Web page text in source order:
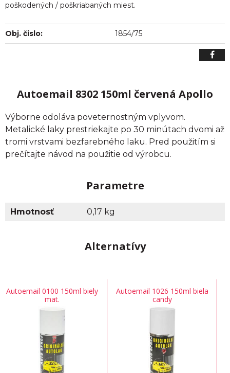
poškodených / poškriabaných miest.
Obj. čislo: 1854/75
Autoemail 8302 150ml červená Apollo
Výborne odoláva poveternostným vplyvom.
Metalické laky prestriekajte po 30 minútach dvomi až
tromi vrstvami bezfarebného laku. Pred použitím si
prečítajte návod na použitie od výrobcu.
Parametre
Hmotnosť 0,17 kg
Alternatívy
Autoemail 0100 150ml biely
mat.
Autoemail 1026 150ml biela
candy